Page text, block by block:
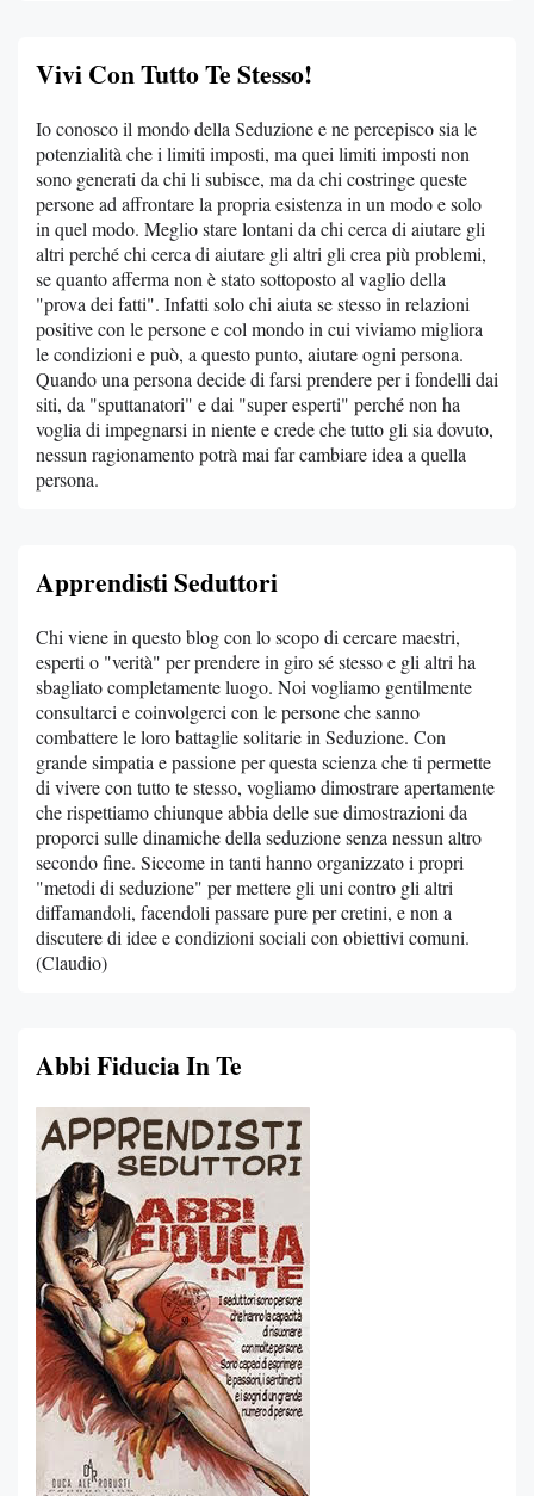
Vivi Con Tutto Te Stesso!
Io conosco il mondo della Seduzione e ne percepisco sia le
potenzialità che i limiti imposti, ma quei limiti imposti non
sono generati da chi li subisce, ma da chi costringe queste
persone ad affrontare la propria esistenza in un modo e solo
in quel modo. Meglio stare lontani da chi cerca di aiutare gli
altri perché chi cerca di aiutare gli altri gli crea più problemi,
se quanto afferma non è stato sottoposto al vaglio della
"prova dei fatti". Infatti solo chi aiuta se stesso in relazioni
positive con le persone e col mondo in cui viviamo migliora
le condizioni e può, a questo punto, aiutare ogni persona.
Quando una persona decide di farsi prendere per i fondelli dai
siti, da "sputtanatori" e dai "super esperti" perché non ha
voglia di impegnarsi in niente e crede che tutto gli sia dovuto,
nessun ragionamento potrà mai far cambiare idea a quella
persona.
Apprendisti Seduttori
Chi viene in questo blog con lo scopo di cercare maestri,
esperti o "verità" per prendere in giro sé stesso e gli altri ha
sbagliato completamente luogo. Noi vogliamo gentilmente
consultarci e coinvolgerci con le persone che sanno
combattere le loro battaglie solitarie in Seduzione. Con
grande simpatia e passione per questa scienza che ti permette
di vivere con tutto te stesso, vogliamo dimostrare apertamente
che rispettiamo chiunque abbia delle sue dimostrazioni da
proporci sulle dinamiche della seduzione senza nessun altro
secondo fine. Siccome in tanti hanno organizzato i propri
"metodi di seduzione" per mettere gli uni contro gli altri
diffamandoli, facendoli passare pure per cretini, e non a
discutere di idee e condizioni sociali con obiettivi comuni.
(Claudio)
Abbi Fiducia In Te